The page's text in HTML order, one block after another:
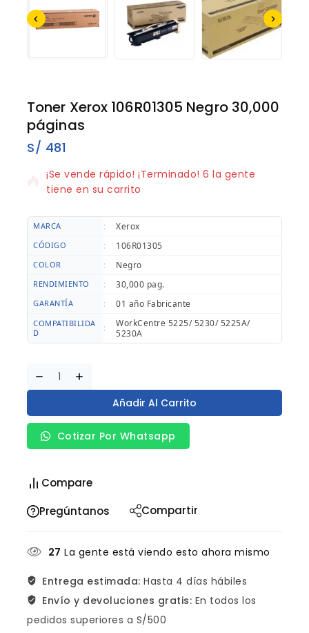
Toner Xerox 106R01305 Negro 30,000
páginas
S/ 481
8 productos vendidos en los últimos 18 horas
¡Se vende rápido! ¡Terminado! 6 la gente
tiene en su carrito
MARCA : Xerox
CÓDIGO : 106R01305
COLOR : Negro
RENDIMIENTO : 30,000 pag.
GARANTÍA : 01 año Fabricante
COMPATIBILIDA
D
:
WorkCentre 5225/ 5230/ 5225A/
5230A
Añadir Al Carrito
Cotizar Por Whatsapp
Compare
Pregúntanos
Compartir
27 La gente está viendo esto ahora mismo
Entrega estimada: Hasta 4 días hábiles
Envío y devoluciones gratis: En todos los
pedidos superiores a S/500